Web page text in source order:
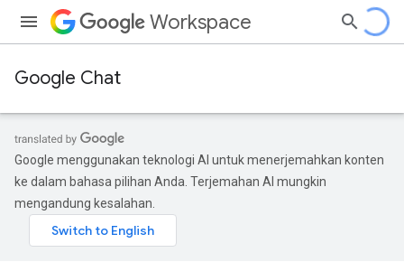
Workspace
Google Chat
Google menggunakan teknologi AI untuk menerjemahkan konten
ke dalam bahasa pilihan Anda. Terjemahan AI mungkin
mengandung kesalahan.